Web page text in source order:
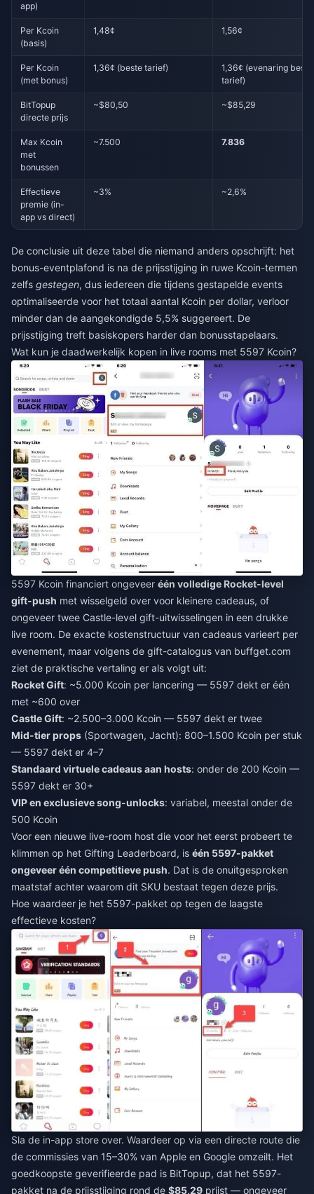
app)
Per Kcoin
(basis)
1,48¢ 1,56¢
Per Kcoin
(met bonus)
1,36¢ (beste tarief)
1,36¢ (evenaring beste
tarief)
BitTopup
directe prijs
~$80,50 ~$85,29
Max Kcoin
met
bonussen
~7.500 7.836
Effectieve
premie (in-
app vs direct)
~3% ~2,6%
De conclusie uit deze tabel die niemand anders opschrijft: het
bonus-eventplafond is na de prijsstijging in ruwe Kcoin-termen
zelfs gestegen, dus iedereen die tijdens gestapelde events
optimaliseerde voor het totaal aantal Kcoin per dollar, verloor
minder dan de aangekondigde 5,5% suggereert. De
prijsstijging treft basiskopers harder dan bonusstapelaars.
Wat kun je daadwerkelijk kopen in live rooms met 5597 Kcoin?
5597 Kcoin financiert ongeveer één volledige Rocket-level
gift-push met wisselgeld over voor kleinere cadeaus, of
ongeveer twee Castle-level gift-uitwisselingen in een drukke
live room. De exacte kostenstructuur van cadeaus varieert per
evenement, maar volgens de gift-catalogus van buffget.com
ziet de praktische vertaling er als volgt uit:
Rocket Gift: ~5.000 Kcoin per lancering — 5597 dekt er één
met ~600 over
Castle Gift: ~2.500–3.000 Kcoin — 5597 dekt er twee
Mid-tier props (Sportwagen, Jacht): 800–1.500 Kcoin per stuk
— 5597 dekt er 4–7
Standaard virtuele cadeaus aan hosts: onder de 200 Kcoin —
5597 dekt er 30+
VIP en exclusieve song-unlocks: variabel, meestal onder de
500 Kcoin
Voor een nieuwe live-room host die voor het eerst probeert te
klimmen op het Gifting Leaderboard, is één 5597-pakket
ongeveer één competitieve push. Dat is de onuitgesproken
maatstaf achter waarom dit SKU bestaat tegen deze prijs.
Hoe waardeer je het 5597-pakket op tegen de laagste
effectieve kosten?
Sla de in-app store over. Waardeer op via een directe route die
de commissies van 15–30% van Apple en Google omzeilt. Het
goedkoopste geverifieerde pad is BitTopup, dat het 5597-
pakket na de prijsstijging rond de $85,29 prijst — ongeveer